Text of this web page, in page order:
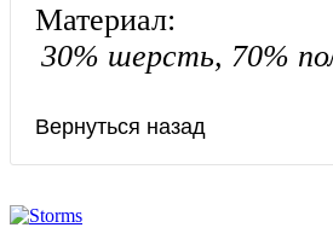
Материал:
30% шерсть, 70%